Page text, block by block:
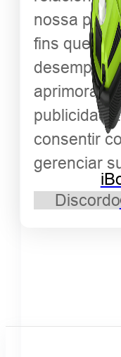
nossa
fins que
consentir
gerenciar
Discordo